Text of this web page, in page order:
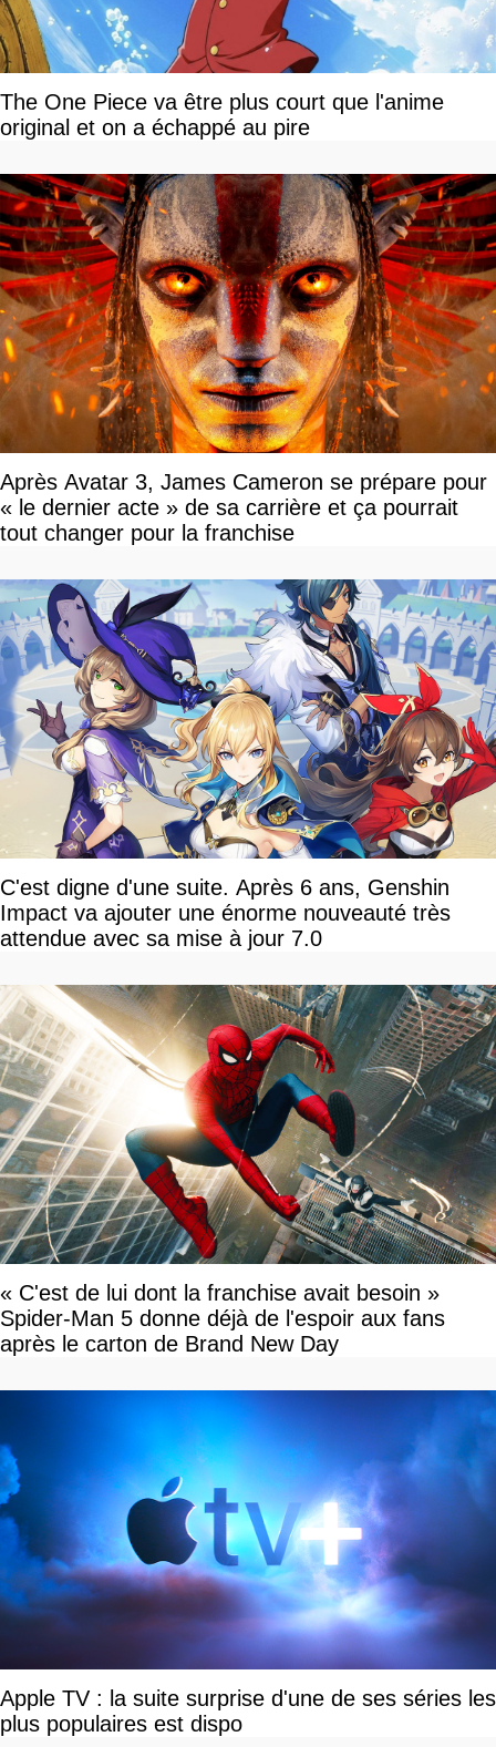
The One Piece va être plus court que l'anime
original et on a échappé au pire
Après Avatar 3, James Cameron se prépare pour
« le dernier acte » de sa carrière et ça pourrait
tout changer pour la franchise
C'est digne d'une suite. Après 6 ans, Genshin
Impact va ajouter une énorme nouveauté très
attendue avec sa mise à jour 7.0
« C'est de lui dont la franchise avait besoin »
Spider-Man 5 donne déjà de l'espoir aux fans
après le carton de Brand New Day
Apple TV : la suite surprise d'une de ses séries les
plus populaires est dispo